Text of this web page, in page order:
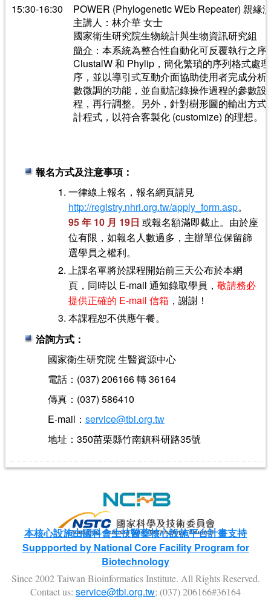
15:30-16:30
POWER (Phylogenetic WEb Repeater) 親緣
主講人：林介華 女士
國家衛生研究院生物統計與生物資訊研究組
簡介 ：本系統為整合性自動化可反覆執行之
ClustalW 和 Phylip，簡化繁瑣的序列格式處
序，並以導引式互動介面協助使用者完成分
數微調的功能，並自動記錄操作過程的參數
程，再行調整。另外，針對樹形圖的輸出方
計程式，以符合客製化 (customize) 的理想。
報名方式及注意事項：
一律線上報名，報名網頁請見
http://registry.nhri.org.tw/apply_form.asp。
95 年 10 月 19日 或報名額滿即截止。由於座
位有限，如報名人數過多，主辦單位保留篩
選學員之權利。
上課名單將於課程開始前三天公布於本網
頁，同時以 E-mail 通知錄取學員， 敬請務必
提供正確的 E-mail 信箱 ，謝謝！
本課程恕不供應午餐。
洽詢方式：
國家衛生研究院 生醫資源中心
電話：(037) 206166 轉 36164
傳真：(037) 586410
E-mail： service@tbi.org.tw
地址：350苗栗縣竹南鎮科研路35號
本核心設施由國科會生技醫藥核心設施平台計畫支持
Suppported by National Core Facility Program for
Biotechnology
Since 2002 Taiwan Bioinformatics Institute. All Rights Reserved.
Contact us: service@tbi.org.tw; (037) 206166#36164